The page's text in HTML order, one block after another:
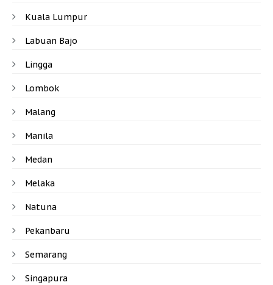
Kuala Lumpur
Labuan Bajo
Lingga
Lombok
Malang
Manila
Medan
Melaka
Natuna
Pekanbaru
Semarang
Singapura